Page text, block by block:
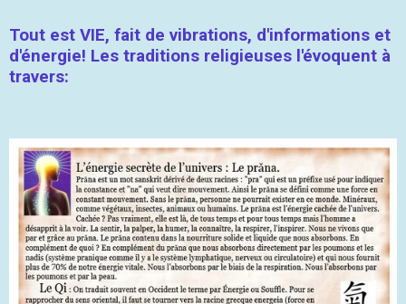
Tout est VIE, fait de vibrations, d'informations et
d'énergie! Les traditions religieuses l'évoquent à
travers: